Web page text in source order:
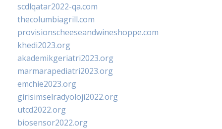
scdlqatar2022-qa.com
thecolumbiagrill.com
provisionscheeseandwineshoppe.com
khedi2023.org
akademikgeriatri2023.org
marmarapediatri2023.org
emchie2023.org
girisimselradyoloji2022.org
utcd2022.org
biosensor2022.org